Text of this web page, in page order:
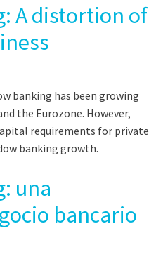
A distortion of
banking has been growing
the Eurozone. However,
requirements for private
banking growth.
una
bancario